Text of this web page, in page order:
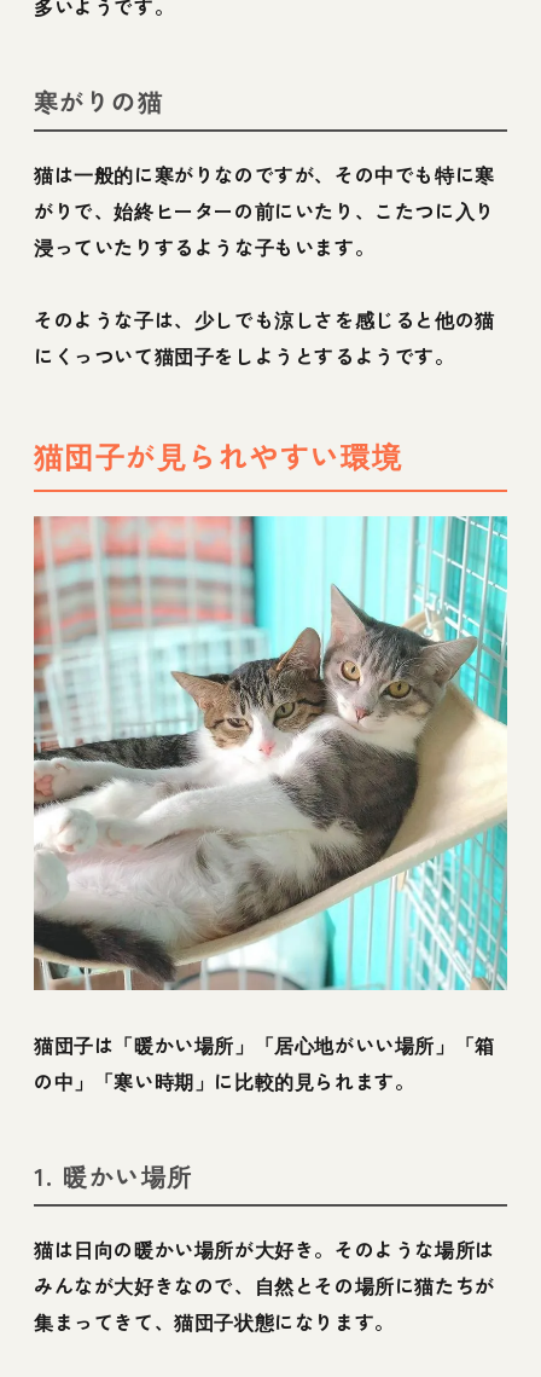
多いようです。
寒がりの猫
猫は一般的に寒がりなのですが、その中でも特に寒
がりで、始終ヒーターの前にいたり、こたつに入り
浸っていたりするような子もいます。
そのような子は、少しでも涼しさを感じると他の猫
にくっついて猫団子をしようとするようです。
猫団子が見られやすい環境
猫団子は「暖かい場所」「居心地がいい場所」「箱
の中」「寒い時期」に比較的見られます。
1. 暖かい場所
猫は日向の暖かい場所が大好き。そのような場所は
みんなが大好きなので、自然とその場所に猫たちが
集まってきて、猫団子状態になります。